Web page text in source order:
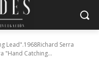
Lead".1968Richard Serra
"Hand Catching...